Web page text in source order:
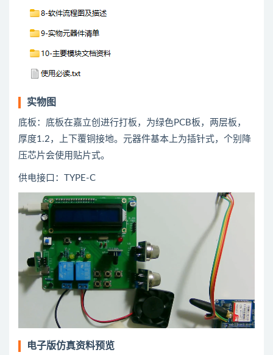
实物图
底板：底板在嘉立创进行打板，为绿色PCB板，两层板，
厚度1.2，上下覆铜接地。元器件基本上为插针式，个别降
压芯片会使用贴片式。
供电接口：TYPE-C
电子版仿真资料预览